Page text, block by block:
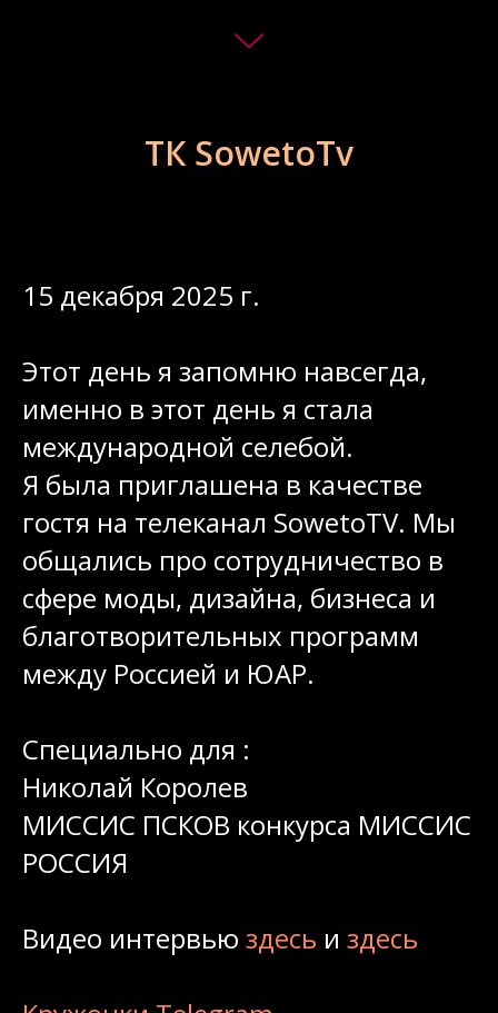
ТК SowetoTv
15 декабря 2025 г.
Этот день я запомню навсегда,
именно в этот день я стала
международной селебой.
Я была приглашена в качестве
гостя на телеканал SowetoTV. Мы
общались про сотрудничество в
сфере моды, дизайна, бизнеса и
благотворительных программ
между Россией и ЮАР.
Специально для :
Николай Королев
МИССИС ПСКОВ конкурса МИССИС
РОССИЯ
Видео интервью здесь и здесь